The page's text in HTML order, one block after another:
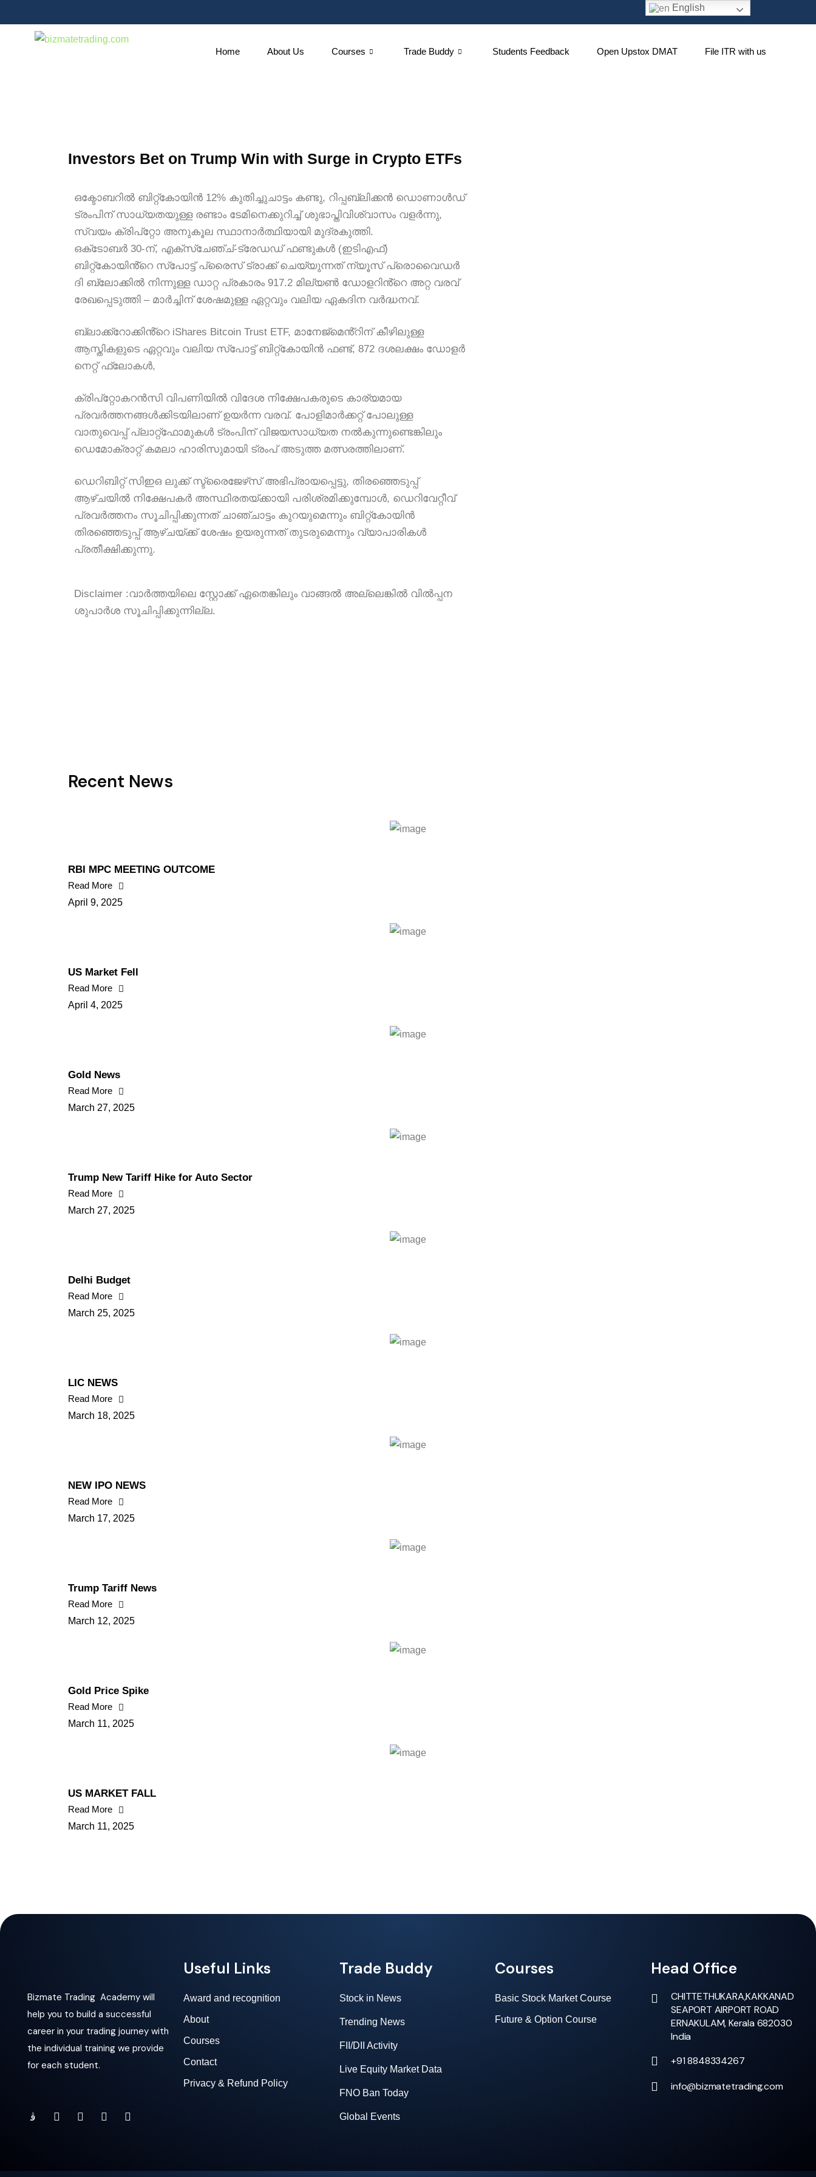
Home About Us Courses Trade Buddy Students Feedback Open Upstox DMAT File ITR with us
Investors Bet on Trump Win with Surge in Crypto ETFs
ഒക്ടോബറിൽ ബിറ്റ്കോയിൻ 12% കുതിച്ചുചാട്ടം കണ്ടു, റിപ്പബ്ലിക്കൻ ഡൊണാൾഡ്
ട്രംപിന് സാധ്യതയുള്ള രണ്ടാം ടേമിനെക്കുറിച്ച് ശുഭാപ്തിവിശ്വാസം വളർന്നു,
സ്വയം ക്രിപ്റ്റോ അനുകൂല സ്ഥാനാർത്ഥിയായി മുദ്രകുത്തി.
ഒക്‌ടോബർ 30-ന്, എക്‌സ്‌ചേഞ്ച്-ട്രേഡഡ് ഫണ്ടുകൾ (ഇടിഎഫ്)
ബിറ്റ്‌കോയിൻ്റെ സ്‌പോട്ട് പ്രൈസ് ട്രാക്ക് ചെയ്യുന്നത് ന്യൂസ് പ്രൊവൈഡർ
ദി ബ്ലോക്കിൽ നിന്നുള്ള ഡാറ്റ പ്രകാരം 917.2 മില്യൺ ഡോളറിൻ്റെ അറ്റ ​​വരവ്
രേഖപ്പെടുത്തി – മാർച്ചിന് ശേഷമുള്ള ഏറ്റവും വലിയ ഏകദിന വർദ്ധനവ്.
ബ്ലാക്ക്‌റോക്കിൻ്റെ iShares Bitcoin Trust ETF, മാനേജ്‌മെൻ്റിന് കീഴിലുള്ള
ആസ്തികളുടെ ഏറ്റവും വലിയ സ്‌പോട്ട് ബിറ്റ്‌കോയിൻ ഫണ്ട്, 872 ദശലക്ഷം ഡോളർ
നെറ്റ് ഫ്ലോകൾ,
ക്രിപ്‌റ്റോകറൻസി വിപണിയിൽ വിദേശ നിക്ഷേപകരുടെ കാര്യമായ
പ്രവർത്തനങ്ങൾക്കിടയിലാണ് ഉയർന്ന വരവ്. പോളിമാർക്കറ്റ് പോലുള്ള
വാതുവെപ്പ് പ്ലാറ്റ്‌ഫോമുകൾ ട്രംപിന് വിജയസാധ്യത നൽകുന്നുണ്ടെങ്കിലും
ഡെമോക്രാറ്റ് കമലാ ഹാരിസുമായി ട്രംപ് അടുത്ത മത്സരത്തിലാണ്.
ഡെറിബിറ്റ് സിഇഒ ലുക്ക് സ്ട്രൈജേഴ്‌സ് അഭിപ്രായപ്പെട്ടു, തിരഞ്ഞെടുപ്പ്
ആഴ്ചയിൽ നിക്ഷേപകർ അസ്ഥിരതയ്ക്കായി പരിശ്രമിക്കുമ്പോൾ, ഡെറിവേറ്റീവ്
പ്രവർത്തനം സൂചിപ്പിക്കുന്നത് ചാഞ്ചാട്ടം കുറയുമെന്നും ബിറ്റ്കോയിൻ
തിരഞ്ഞെടുപ്പ് ആഴ്ചയ്ക്ക് ശേഷം ഉയരുന്നത് തുടരുമെന്നും വ്യാപാരികൾ
പ്രതീക്ഷിക്കുന്നു.
Disclaimer :വാർത്തയിലെ സ്റ്റോക്ക് ഏതെങ്കിലും വാങ്ങൽ അല്ലെങ്കിൽ വിൽപ്പന
ശുപാർശ സൂചിപ്പിക്കുന്നില്ല.
Recent News
RBI MPC MEETING OUTCOME
Read More
April 9, 2025
US Market Fell
Read More
April 4, 2025
Gold News
Read More
March 27, 2025
Trump New Tariff Hike for Auto Sector
Read More
March 27, 2025
Delhi Budget
Read More
March 25, 2025
LIC NEWS
Read More
March 18, 2025
NEW IPO NEWS
Read More
March 17, 2025
Trump Tariff News
Read More
March 12, 2025
Gold Price Spike
Read More
March 11, 2025
US MARKET FALL
Read More
March 11, 2025
Bizmate Trading Academy will
help you to build a successful
career in your trading journey with
the individual training we provide
for each student.
Useful Links
Award and recognition
About
Courses
Contact
Privacy & Refund Policy
Trade Buddy
Stock in News
Trending News
FII/DII Activity
Live Equity Market Data
FNO Ban Today
Global Events
Courses
Basic Stock Market Course
Future & Option Course
Head Office
CHITTETHUKARA,KAKKANAD
SEAPORT AIRPORT ROAD
ERNAKULAM, Kerala 682030
India
+91 8848334267
info@bizmatetrading.com
English